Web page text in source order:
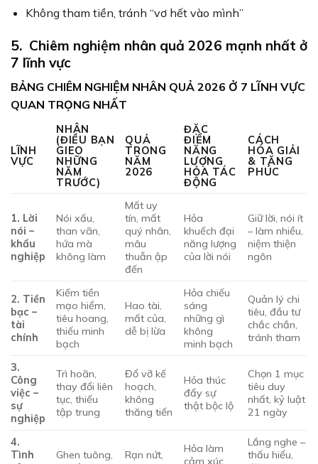
Không tham tiền, tránh “vơ hết vào mình”
5. Chiêm nghiệm nhân quả 2026 mạnh nhất ở
7 lĩnh vực
BẢNG CHIÊM NGHIỆM NHÂN QUẢ 2026 Ở 7 LĨNH VỰC
QUAN TRỌNG NHẤT
LĨNH
VỰC
NHÂN
(ĐIỀU BẠN
GIEO
NHỮNG
NĂM
TRƯỚC)
QUẢ
TRONG
NĂM
2026
ĐẶC
ĐIỂM
NĂNG
LƯỢNG
HỎA TÁC
ĐỘNG
CÁCH
HÓA GIẢI
& TĂNG
PHÚC
1. Lời
nói –
khẩu
nghiệp
Nói xấu,
than vãn,
hứa mà
không làm
Mất uy
tín, mất
quý nhân,
mâu
thuẫn ập
đến
Hỏa
khuếch đại
năng lượng
của lời nói
Giữ lời, nói ít
– làm nhiều,
niệm thiện
ngôn
2. Tiền
bạc –
tài
chính
Kiếm tiền
mạo hiểm,
tiêu hoang,
thiếu minh
bạch
Hao tài,
mất của,
dễ bị lừa
Hỏa chiếu
sáng
những gì
không
minh bạch
Quản lý chi
tiêu, đầu tư
chắc chắn,
tránh tham
3.
Công
việc –
sự
nghiệp
Trì hoãn,
thay đổi liên
tục, thiếu
tập trung
Đổ vỡ kế
hoạch,
không
thăng tiến
Hỏa thúc
đẩy sự
thật bộc lộ
Chọn 1 mục
tiêu duy
nhất, kỷ luật
21 ngày
4.
Tình
Ghen tuông,
Rạn nứt,
Hỏa làm
cảm xúc
Lắng nghe –
thấu hiểu,